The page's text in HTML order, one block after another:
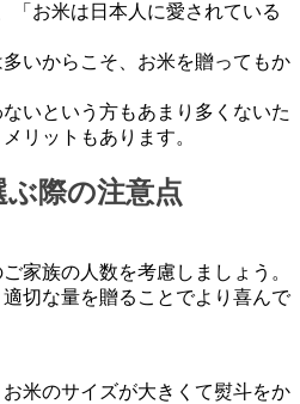
「お米は日本人に愛されている
いからこそ、お米を贈ってもか
いという方もあまり多くないた
リットもあります。
際の注意点
家族の人数を考慮しましょう。
切な量を贈ることでより喜んで
米のサイズが大きくて熨斗をか